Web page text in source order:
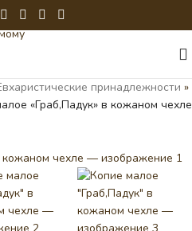
принадлежности »
«Граб,Падук» в кожаном чехле